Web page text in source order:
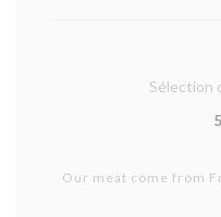
Sélection
Our meat come from